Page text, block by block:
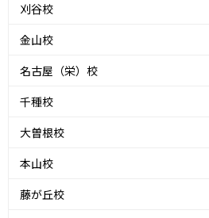
刈谷校
金山校
名古屋（栄）校
千種校
大曽根校
本山校
藤が丘校